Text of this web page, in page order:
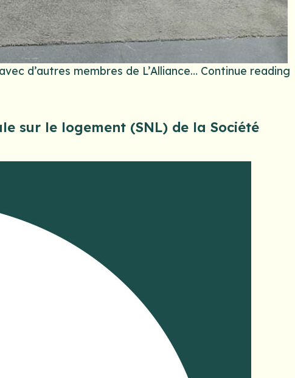
d’autres membres de L’Alliance… Continue reading
sur le logement (SNL) de la Société